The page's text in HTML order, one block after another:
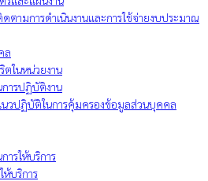
ดตามการดำเนินงานและการใช้จ่ายงบประมาณ
ล
ตในหน่วยงาน
ารปฏิบัติงาน
นวปฏิบัติในการคุ้มครองข้อมูลส่วนบุคคล
ารให้บริการ
ห้บริการ